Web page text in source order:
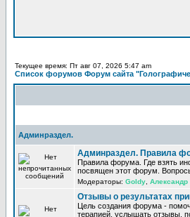
Текущее время: Пт авг 07, 2026 5:47 am
Список форумов Форум сайта
Админраздел.
Админраздел. Правила
Правила форума. Где взять
посвящен этот форум.
Модераторы: Goldy Александр
Отзывы о результатах
Цель создания форума -
терапией, услышать отзывы,